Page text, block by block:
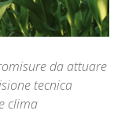
da attuare
tecnica
clima